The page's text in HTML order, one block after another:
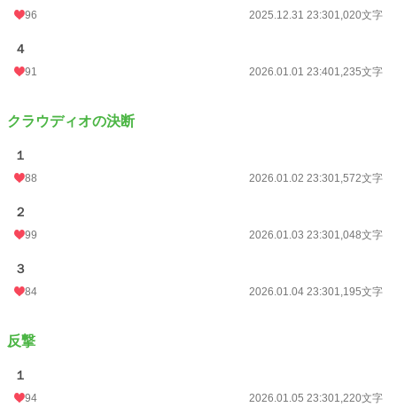
96 2025.12.31 23:301,020文字
４
91 2026.01.01 23:401,235文字
クラウディオの決断
１
88 2026.01.02 23:301,572文字
２
99 2026.01.03 23:301,048文字
３
84 2026.01.04 23:301,195文字
反撃
１
94 2026.01.05 23:301,220文字